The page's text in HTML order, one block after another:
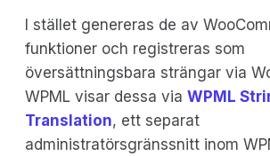
I stället genereras de av
funktioner och registreras som
översättningsbara strängar via
WPML visar dessa via WPML
Translation, ett separat
administratörsgränssnitt inom